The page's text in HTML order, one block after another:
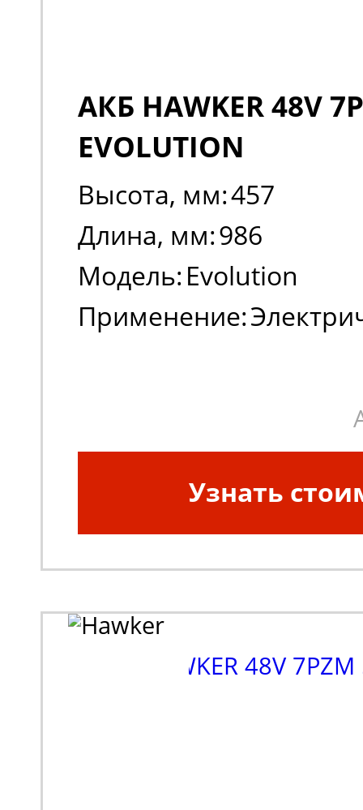
АКБ HAWKER 48V
EVOLUTION
Высота, мм:457
Длина, мм:986
Модель: Evolution
Применение:
Узнать